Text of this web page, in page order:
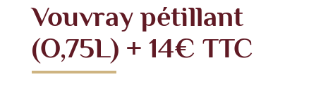
Vouvray pétillant
(O,75L) + 14€ TTC